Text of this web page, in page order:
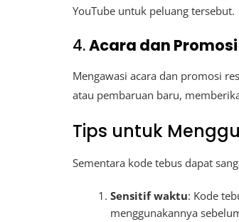
YouTube untuk peluang tersebut.
4.Acara dan Promosi
Mengawasi acara dan promosi
atau pembaruan baru,
Tips untuk
Sementara kode tebus dapat
Sensitif waktu: Kode
menggunakannya